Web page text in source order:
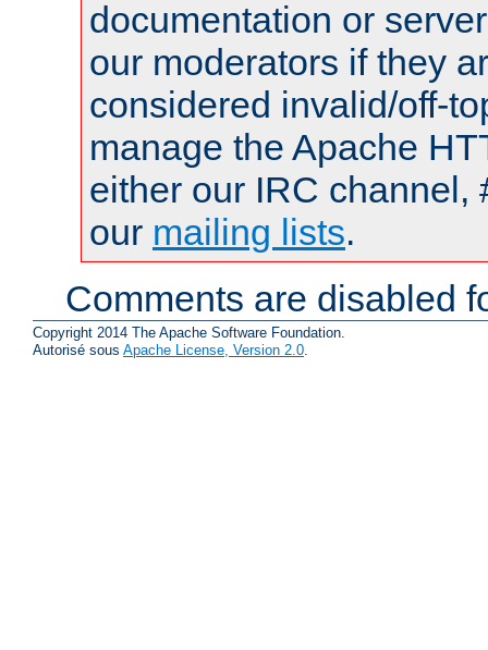
documentation or
our moderators if they
considered invalid/off-
manage the Apache
either our IRC channel,
our mailing lists.
Comments are disabled
Copyright 2014 The Apache Software Foundation.
Autorisé sous Apache License, Version 2.0